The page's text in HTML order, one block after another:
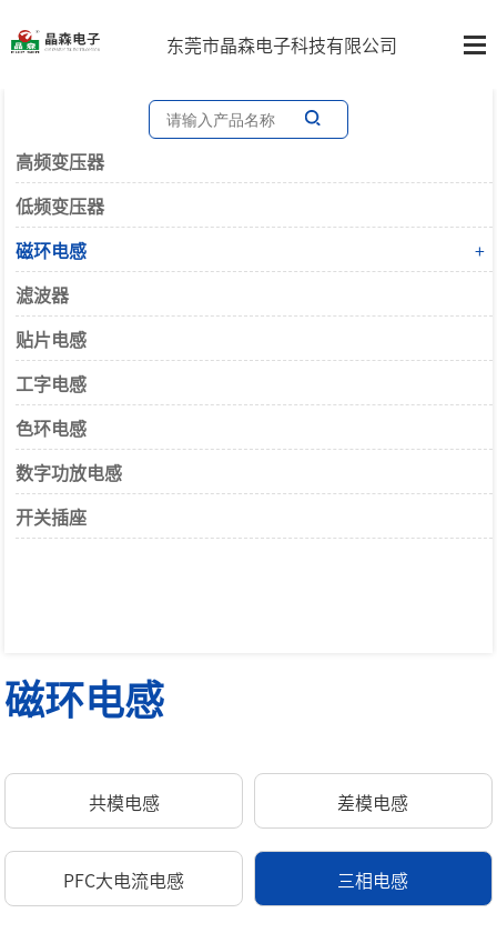
东莞市晶森电子科技有限公司
高频变压器
低频变压器
磁环电感
+
滤波器
贴片电感
工字电感
色环电感
数字功放电感
开关插座
磁环电感
共模电感 差模电感
PFC大电流电感 三相电感